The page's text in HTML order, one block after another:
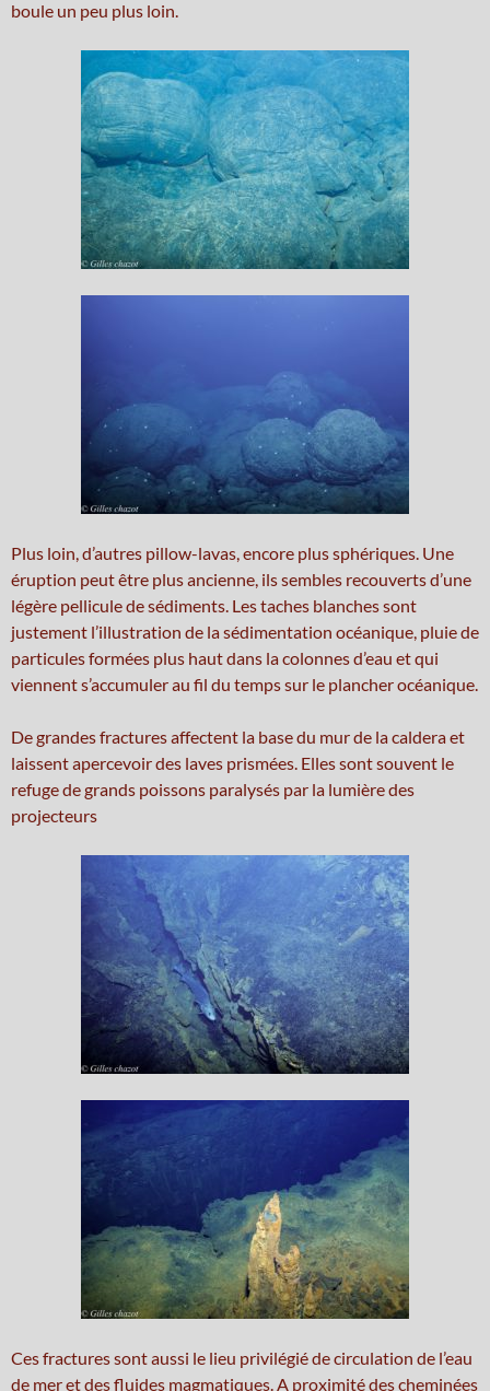
boule un peu plus loin.
Plus loin, d’autres pillow-lavas, encore plus sphériques. Une
éruption peut être plus ancienne, ils sembles recouverts d’une
légère pellicule de sédiments. Les taches blanches sont
justement l’illustration de la sédimentation océanique, pluie de
particules formées plus haut dans la colonnes d’eau et qui
viennent s’accumuler au fil du temps sur le plancher océanique.
De grandes fractures affectent la base du mur de la caldera et
laissent apercevoir des laves prismées. Elles sont souvent le
refuge de grands poissons paralysés par la lumière des
projecteurs
Ces fractures sont aussi le lieu privilégié de circulation de l’eau
de mer et des fluides magmatiques. A proximité des cheminées